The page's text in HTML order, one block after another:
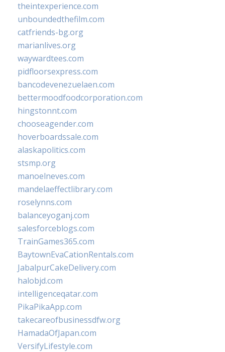
theintexperience.com
unboundedthefilm.com
catfriends-bg.org
marianlives.org
waywardtees.com
pidfloorsexpress.com
bancodevenezuelaen.com
bettermoodfoodcorporation.com
hingstonnt.com
chooseagender.com
hoverboardssale.com
alaskapolitics.com
stsmp.org
manoelneves.com
mandelaeffectlibrary.com
roselynns.com
balanceyoganj.com
salesforceblogs.com
TrainGames365.com
BaytownEvaCationRentals.com
JabalpurCakeDelivery.com
halobjd.com
intelligenceqatar.com
PikaPikaApp.com
takecareofbusinessdfw.org
HamadaOfJapan.com
VersifyLifestyle.com